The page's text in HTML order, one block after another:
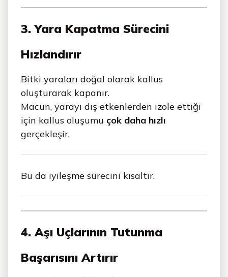
3. Yara Kapatma Sürecini
Hızlandırır
Bitki yaraları doğal olarak kallus
oluşturarak kapanır.
Macun, yarayı dış etkenlerden izole ettiği
için kallus oluşumu çok daha hızlı
gerçekleşir.
Bu da iyileşme sürecini kısaltır.
4. Aşı Uçlarının Tutunma
Başarısını Artırır